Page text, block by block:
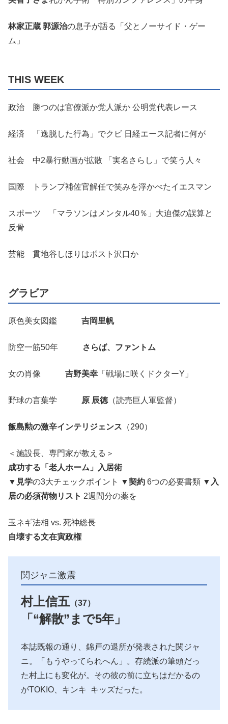
林家正蔵 郭源治の息子が語る「父とノーサイド・ゲー
ム」
THIS WEEK
政治 勝つのは官僚派か党人派か 公明党代表レース
経済 「逸脱した行為」でクビ 日経エース記者に何が
社会 中2暴行動画が拡散 「実名さらし」で笑う人々
国際 トランプ補佐官解任で笑みを浮かべたイエスマン
スポーツ 「マラソンはメンタル40％」大迫傑の誤算と
反骨
芸能 貫地谷しほりはポスト沢口か
グラビア
原色美女図鑑 吉岡里帆
防空一筋50年 さらば、ファントム
女の肖像 吉野美幸 「戦場に咲くドクターY」
野球の言葉学 原 辰徳（読売巨人軍監督）
飯島勲の激辛インテリジェンス （290）
＜施設長、専門家が教える＞
成功する「老人ホーム」入居術
▼ 見学の3大チェックポイント ▼契約 6つの必要書類 ▼ 入
居の必須荷物リスト 2週間分の薬を
玉ネギ法相 vs. 死神総長
自壊する文在寅政権
関ジャニ激震
村上信五 （37）
「“解散”まで5年」
本誌既報の通り、錦戸の退所が発表された関ジャ
ニ。「もうやってられへん」。存続派の筆頭だっ
た村上にも変化が。その彼の前に立ちはだかるの
がTOKIO、キンキ キッズだった。